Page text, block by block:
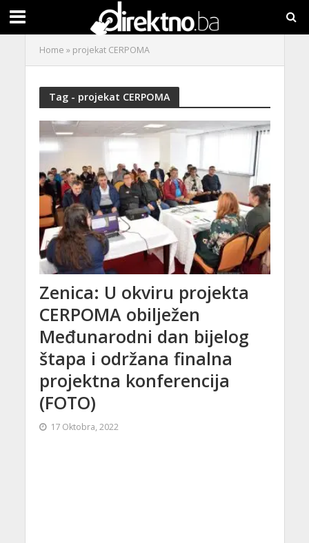
Home » projekat CERPOMA
Tag - projekat CERPOMA
Zenica: U okviru projekta
CERPOMA obilježen
Međunarodni dan bijelog
štapa i održana finalna
projektna konferencija
(FOTO)
17 Oktobra, 2022